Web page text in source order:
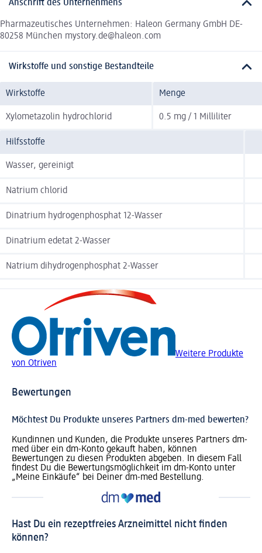
Anschrift des Unternehmens
Pharmazeutisches Unternehmen: Haleon Germany GmbH DE-
80258 München mystory.de@haleon.com
Wirkstoffe und sonstige Bestandteile
Wirkstoffe Menge
Xylometazolin hydrochlorid 0.5 mg / 1 Milliliter
Hilfsstoffe
Wasser, gereinigt
Natrium chlorid
Dinatrium hydrogenphosphat 12-Wasser
Dinatrium edetat 2-Wasser
Natrium dihydrogenphosphat 2-Wasser
Weitere Produkte
von Otriven
Bewertungen
Möchtest Du Produkte unseres Partners dm-med bewerten?
Kundinnen und Kunden, die Produkte unseres Partners dm-
med über ein dm-Konto gekauft haben, können
Bewertungen zu diesen Produkten abgeben. In diesem Fall
findest Du die Bewertungsmöglichkeit im dm-Konto unter
„Meine Einkäufe“ bei Deiner dm-med Bestellung.
Hast Du ein rezeptfreies Arzneimittel nicht finden
können?